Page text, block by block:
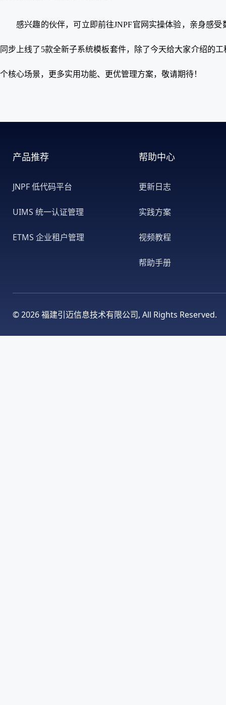
感兴趣的伙伴，可立即前往JNPF官网实操体验，亲身感
同步上线了5款全新子系统模板套件，除了今天给大家介绍的
个核心场景，更多实用功能、更优管理方案，敬请期待！
产品推荐
JNPF 低代码平台
UIMS 统一认证管理
ETMS 企业租户管理
帮助中心
更新日志
实践方案
视频教程
帮助手册
©2026 福建引迈信息技术有限公司, All Rights Reserved.